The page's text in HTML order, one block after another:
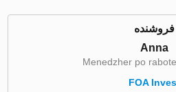
فروشنده
Anna
Menedzher po
FOA